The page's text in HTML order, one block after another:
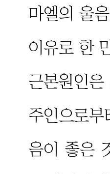
마엘의 울
이유로 한
근본원인
주인으로
음이 좋은